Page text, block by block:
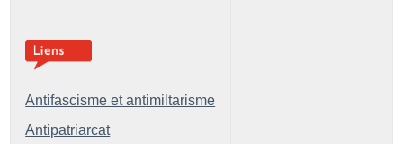
Antifascisme et antimiltarisme
Antipatriarcat